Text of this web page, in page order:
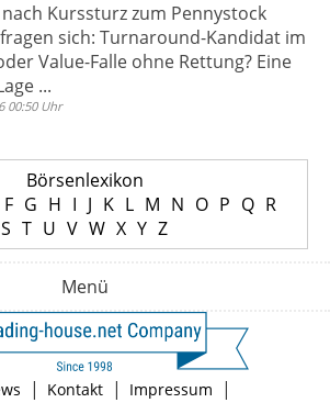
Kurssturz zum Pennystock
sich: Turnaround-Kandidat im
Value-Falle ohne Rettung? Eine
...
00:50 Uhr
Börsenlexikon
F G H I J K L M N O P Q R
S T U V W X Y Z
Menü
| Kontakt | Impressum
|